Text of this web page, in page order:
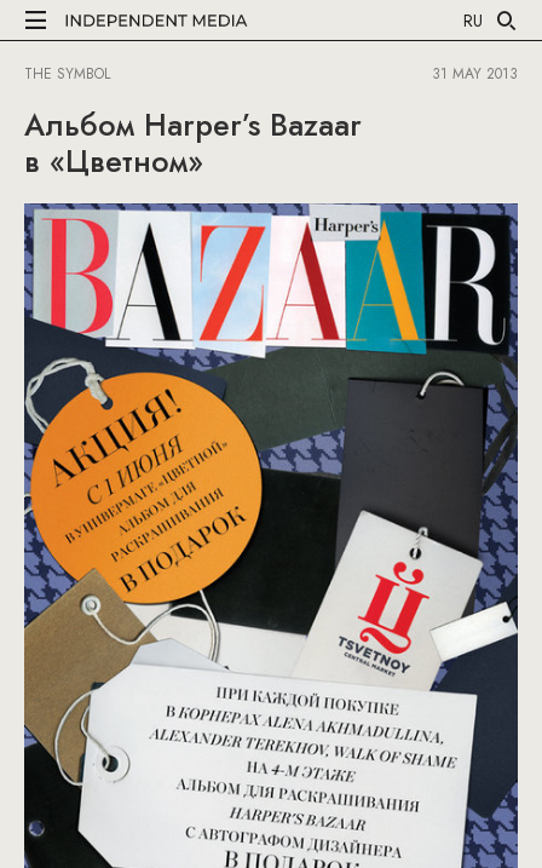
RU
THE SYMBOL 31 MAY 2013
Альбом Harper’s Bazaar
в «Цветном»